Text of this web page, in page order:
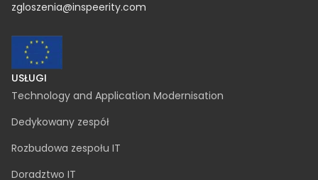
Polityka dotycząca plików cookie
Polityka prywatności
Połączenie spółek
Procedura zgłoszeń wewnętrznych
SafeSpeak zgłoszenia anonimowe
zgloszenia@inspeerity.com